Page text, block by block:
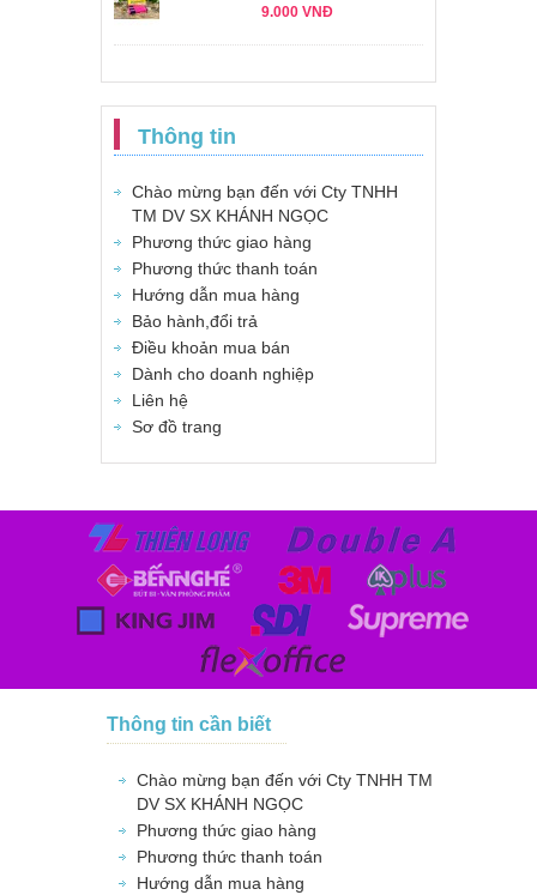
9.000 VNĐ
Thông tin
Chào mừng bạn đến với Cty TNHH
TM DV SX KHÁNH NGỌC
Phương thức giao hàng
Phương thức thanh toán
Hướng dẫn mua hàng
Bảo hành,đổi trả
Điều khoản mua bán
Dành cho doanh nghiệp
Liên hệ
Sơ đồ trang
Thông tin cần biết
Chào mừng bạn đến với Cty TNHH TM
DV SX KHÁNH NGỌC
Phương thức giao hàng
Phương thức thanh toán
Hướng dẫn mua hàng